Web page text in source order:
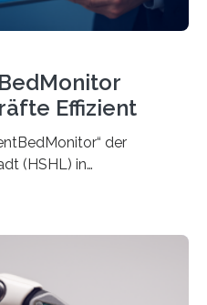
Effizient
der
(HSHL) in
sind oder in ihrer
Datenübertragung. Die
Begleitung